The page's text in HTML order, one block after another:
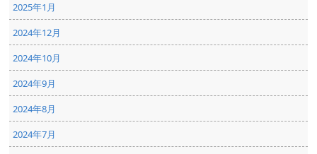
2025年1月
2024年12月
2024年10月
2024年9月
2024年8月
2024年7月